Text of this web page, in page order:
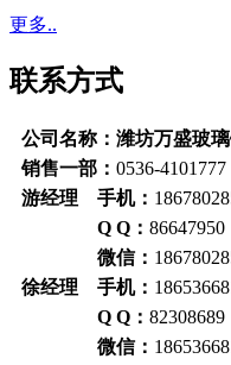
更多..
联系方式
公司名称：潍坊万盛玻
销售一部： 0536-4101777
游经理 手机：
Q Q： 86647950
微信：
徐经理 手机：
Q Q： 82308689
微信：